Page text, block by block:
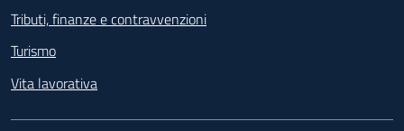
Tributi, finanze e contravvenzioni
Turismo
Vita lavorativa